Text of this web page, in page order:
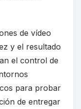
de vídeo
y el resultado
el control de
para probar
de entregar